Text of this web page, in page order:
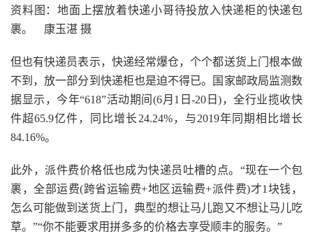
资料图：地面上摆放着快递小哥待投放入快递柜的快递包
裹。 康玉湛 摄
但也有快递员表示，快递经常爆仓，个个都送货上门根本做
不到，放一部分到快递柜也是迫不得已。国家邮政局监测数
据显示，今年“618”活动期间(6月1日-20日)，全行业揽收快
件超65.9亿件，同比增长24.24%，与2019年同期相比增长
84.16%。
此外，派件费价格低也成为快递员吐槽的点。“现在一个包
裹，全部运费(跨省运输费+地区运输费+派件费)才1块钱，
怎么可能做到送货上门，典型的想让马儿跑又不想让马儿吃
草。”“你不能要求用拼多多的价格去享受顺丰的服务。”